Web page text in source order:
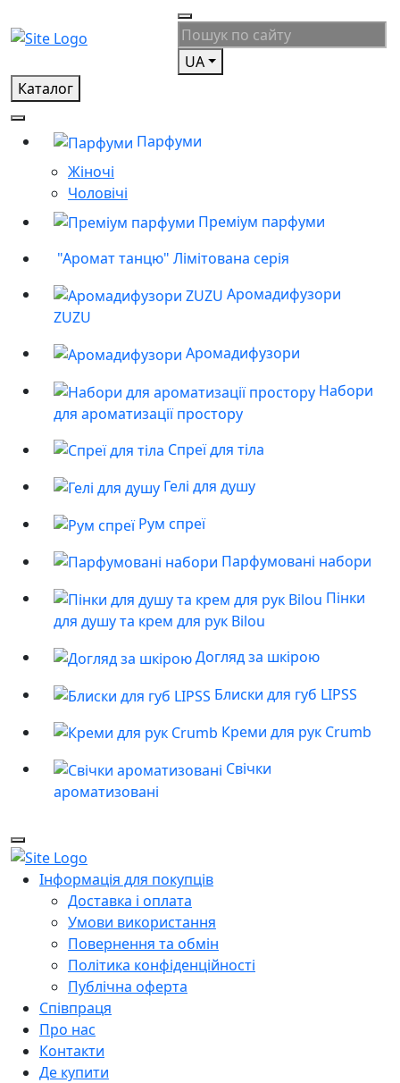
UA
Каталог
Парфуми
Жіночі
Чоловічі
Преміум парфуми
"Аромат танцю" Лімітована серія
Аромадифузори
ZUZU
Аромадифузори
Набори
для ароматизації простору
Спреї для тіла
Гелі для душу
Рум спреї
Парфумовані набори
Пінки
для душу та крем для рук Bilou
Догляд за шкірою
Блиски для губ LIPSS
Креми для рук Crumb
Свічки
ароматизовані
Інформація для покупців
Доставка і оплата
Умови використання
Повернення та обмін
Політика конфіденційності
Публічна оферта
Співпраця
Про нас
Контакти
Де купити